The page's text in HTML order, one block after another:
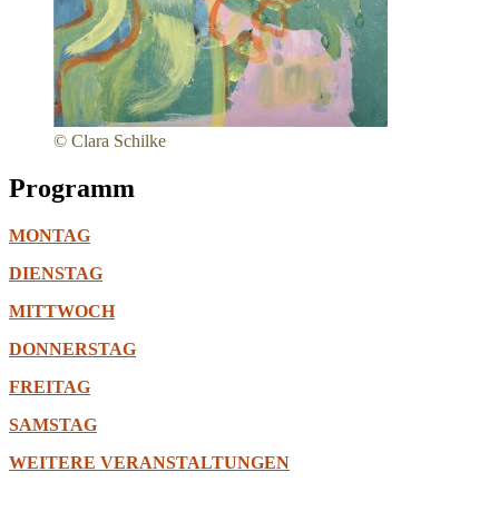
© Clara Schilke
Programm
MONTAG
DIENSTAG
MITTWOCH
DONNERSTAG
FREITAG
SAMSTAG
WEITERE VERANSTALTUNGEN